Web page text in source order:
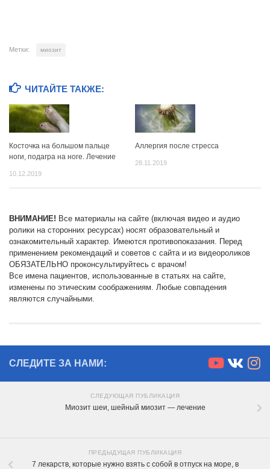
Метки: миозит
ЧИТАЙТЕ ТАКЖЕ:
Косточка на большом пальце
ноги, подагра на ноге. Лечение
10.12.2019
Аллергия после стресса
28.11.2019
ВНИМАНИЕ! Все материалы на сайте (включая видео и аудио
ролики на сторонних ресурсах) носят образовательный и
ознакомительный характер. Имеются противопоказания. Перед
применением рекомендаций и советов с сайта и из видеороликов
ОБЯЗАТЕЛЬНО проконсультируйтесь с врачом!
Все имена пациентов, использованные в статьях на сайте,
изменены по этическим соображениям. Любые совпадения
являются случайными.
СЛЕДИТЕ ЗА НАМИ:
СЛЕДУЮЩАЯ ПУБЛИКАЦИЯ
Миозит шеи, шейный миозит — лечение
ПРЕДЫДУЩАЯ ПУБЛИКАЦИЯ
7 лекарств, которые нужно взять с собой в отпуск на море, в